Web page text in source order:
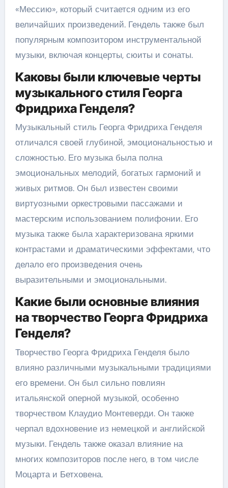
«Мессию», который считается одним из его
величайших произведений. Гендель также был
популярным композитором инструментальной
музыки, включая концерты, сюиты и сонаты.
Каковы были ключевые черты
музыкального стиля Георга
Фридриха Генделя?
Музыкальный стиль Георга Фридриха Генделя
отличался своей глубиной, эмоциональностью и
сложностью. Его музыка была полна
эмоциональных мелодий, богатых гармоний и
живых ритмов. Он был известен своими
виртуозными оркестровыми пассажами и
мастерским использованием полифонии. Его
музыка также была характеризована яркими
контрастами и драматическими эффектами, что
делало его произведения очень
выразительными и эмоциональными.
Какие были основные влияния
на творчество Георга Фридриха
Генделя?
Творчество Георга Фридриха Генделя было
влияно различными музыкальными традициями
его времени. Он был сильно повлиян
итальянской оперной музыкой, особенно
творчеством Клаудио Монтеверди. Он также
черпал вдохновение из немецкой и английской
музыки. Гендель также оказал влияние на
многих композиторов после него, в том числе
Моцарта и Бетховена.